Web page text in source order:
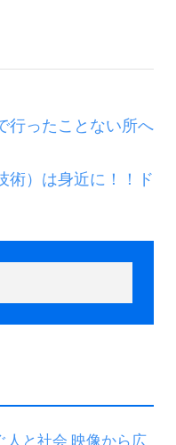
行ったことない所へ
術）は身近に！！ド
と社会 映像から広